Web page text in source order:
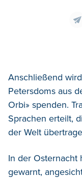
Anschließend
Petersdoms aus
Orbi» spenden.
Sprachen erteilt,
der Welt
In der Osternacht
gewarnt,